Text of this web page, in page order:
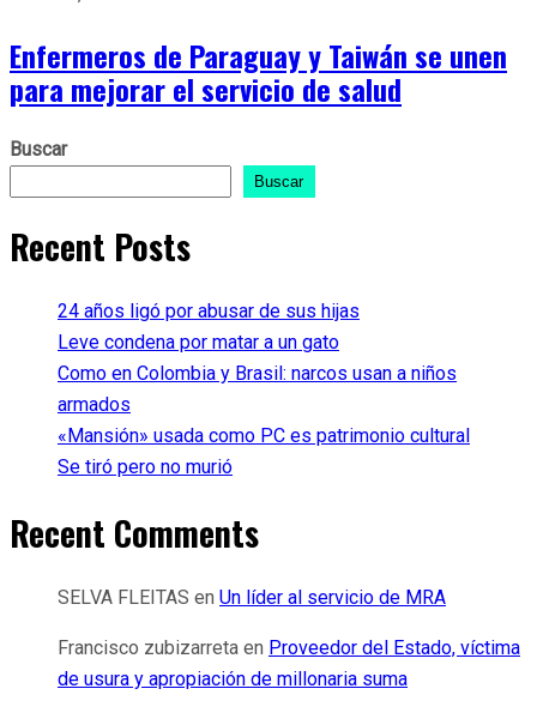
Enfermeros de Paraguay y Taiwán se unen
para mejorar el servicio de salud
Buscar
Buscar
Recent Posts
24 años ligó por abusar de sus hijas
Leve condena por matar a un gato
Como en Colombia y Brasil: narcos usan a niños
armados
«Mansión» usada como PC es patrimonio cultural
Se tiró pero no murió
Recent Comments
SELVA FLEITAS en Un líder al servicio de MRA
Francisco zubizarreta en Proveedor del Estado, víctima
de usura y apropiación de millonaria suma